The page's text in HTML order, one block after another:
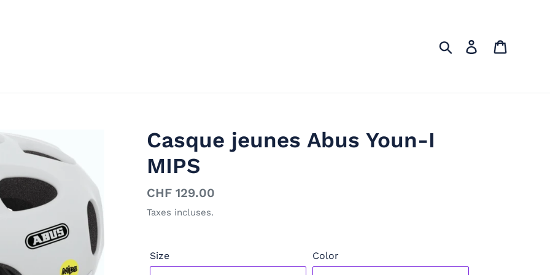
RechercherSe connecter
Casque jeunes Abus Youn-I
MIPS
Prix
normal
CHF 129.00
Taxes incluses.
Size Color